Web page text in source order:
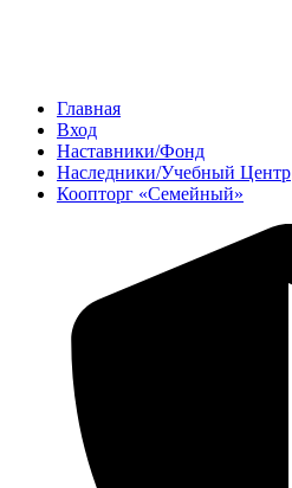
Главная
Вход
Наставники/Фонд
Наследники/Учебный Центр
Коопторг «Семейный»